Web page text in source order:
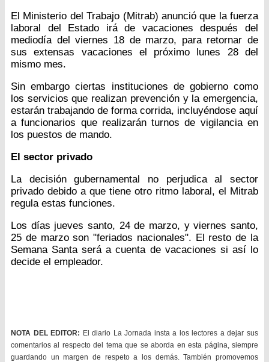
El Ministerio del Trabajo (Mitrab) anunció que la fuerza
laboral del Estado irá de vacaciones después del
mediodía del viernes 18 de marzo, para retornar de
sus extensas vacaciones el próximo lunes 28 del
mismo mes.
Sin embargo ciertas instituciones de gobierno como
los servicios que realizan prevención y la emergencia,
estarán trabajando de forma corrida, incluyéndose aquí
a funcionarios que realizarán turnos de vigilancia en
los puestos de mando.
El sector privado
La decisión gubernamental no perjudica al sector
privado debido a que tiene otro ritmo laboral, el Mitrab
regula estas funciones.
Los días jueves santo, 24 de marzo, y viernes santo,
25 de marzo son "feriados nacionales". El resto de la
Semana Santa será a cuenta de vacaciones si así lo
decide el empleador.
NOTA DEL EDITOR: El diario La Jornada insta a los lectores a dejar sus
comentarios al respecto del tema que se aborda en esta página, siempre
guardando un margen de respeto a los demás. También promovemos